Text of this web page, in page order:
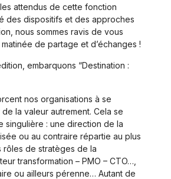
attendus de cette fonction
des dispositifs et des approches
nous sommes ravis de vous
de partage et d’échanges !
embarquons “Destination :
nos organisations à se
la valeur autrement. Cela se
singulière : une direction de la
ou au contraire répartie au plus
de stratèges de la
transformation – PMO – CTO…,
ou ailleurs pérenne… Autant de